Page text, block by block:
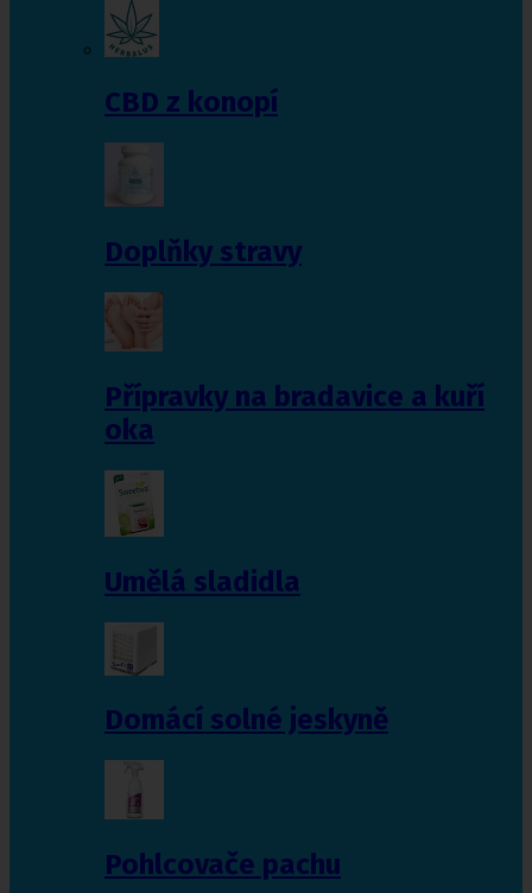
CBD z konopí
Doplňky stravy
Přípravky na bradavice a kuří
oka
Umělá sladidla
Domácí solné jeskyně
Pohlcovače pachu